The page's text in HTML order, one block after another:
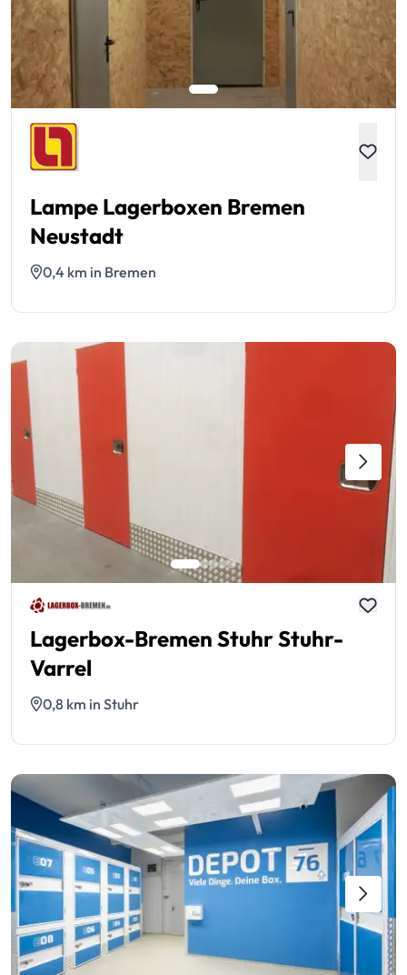
Lampe Lagerboxen Bremen
Neustadt
0,4 km in Bremen
Lagerbox-Bremen Stuhr Stuhr-
Varrel
0,8 km in Stuhr